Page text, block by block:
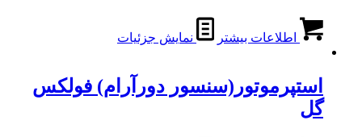
اطلاعات بیشتر نمایش جزئیات
استپرموتور(سنسور دورآرام) فولکس
گل